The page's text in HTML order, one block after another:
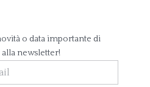
o data importante di
newsletter!